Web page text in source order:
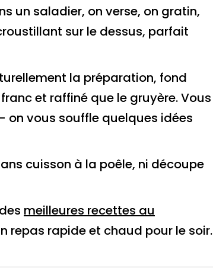
un saladier, on verse, on gratin,
sur le dessus, parfait
la préparation, fond
et raffiné que le gruyère. Vous
on vous souffle quelques idées
cuisson à la poêle, ni découpe
meilleures recettes au
repas rapide et chaud pour le soir.